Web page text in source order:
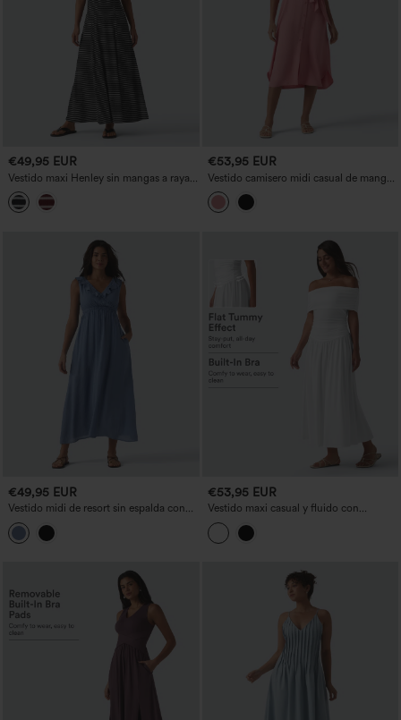
€49,95 EUR
Vestido maxi Henley sin mangas a rayas,
casual y fluido, con bolsillos
€53,95 EUR
Vestido camisero midi casual de manga
corta con cinturón, efecto lino y
bolsillos
€49,95 EUR
Vestido midi de resort sin espalda con
lazo en la parte trasera, escote en V, sin
mangas, ribete con volantes, de caída
fluida y con bolsillos
€53,95 EUR
Vestido maxi casual y fluido con
hombros descubiertos, control de
abdomen, fruncidos y sujetador
integrado